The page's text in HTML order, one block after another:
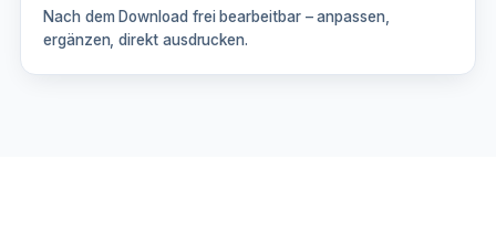
Nach dem Download frei bearbeitbar – anpassen,
ergänzen, direkt ausdrucken.